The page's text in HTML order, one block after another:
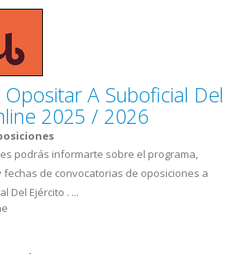
A Suboficial Del
2025 / 2026
podrás informarte sobre el programa,
fechas de convocatorias de oposiciones a
Del Ejército . ...